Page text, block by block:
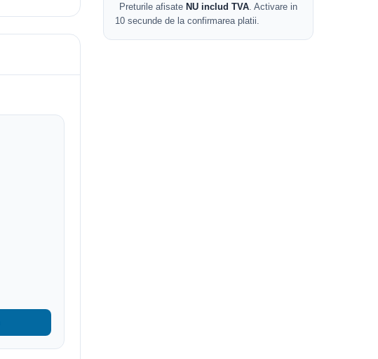
Preturile afisate NU includ TVA . Activare in
10 secunde de la confirmarea platii.